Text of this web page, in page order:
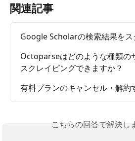
関連記事
Google Scholarの検索結果を
Octoparseはどのような種類の
スクレイピングできますか？
有料プランのキャンセル・解約
こちらの回答で解決し